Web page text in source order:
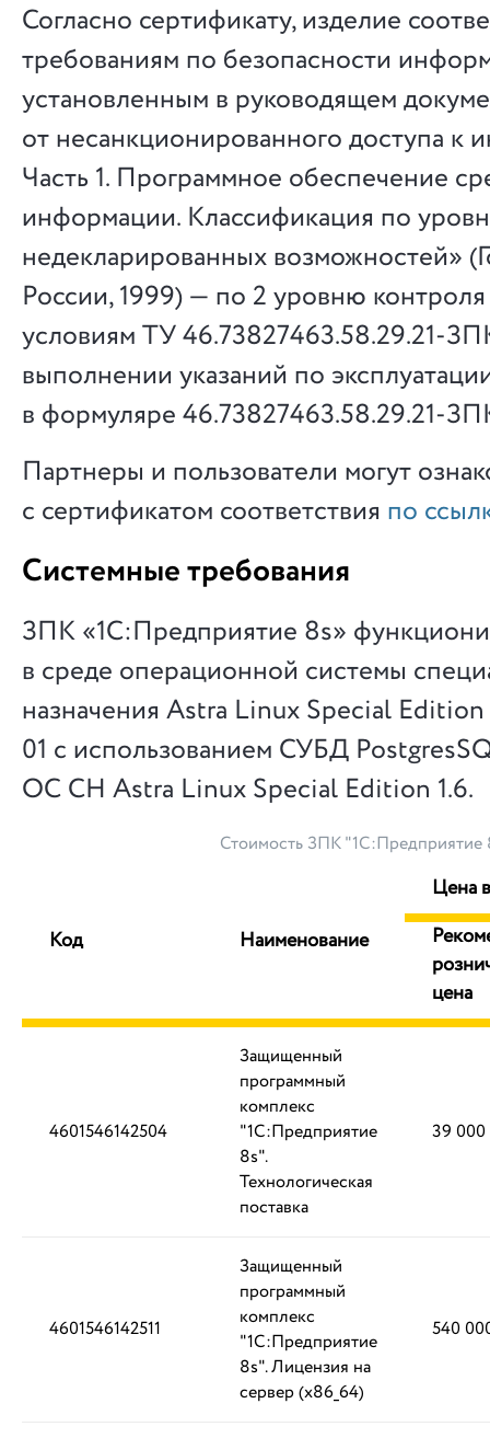
Согласно сертификату, изделие
требованиям по безопасности
установленным в руководящем
от несанкционированного доступа к
Часть 1. Программное обеспечение
информации. Классификация по
недекларированных возможностей»
России, 1999) — по 2 уровню
условиям ТУ 46.73827463.58.29.21-
выполнении указаний по
в формуляре 46.73827463.58.29.21-
Партнеры и пользователи могут
с сертификатом соответствия по
Системные требования
ЗПК «1С:Предприятие 8s»
в среде операционной системы
назначения Astra Linux Special
01 с использованием СУБД
ОС СН Astra Linux Special Edition 1.6.
Стоимость ЗПК "1С:Предприятие
Код Наименование
Цена
цена
4601546142504
Защищенный
программный
комплекс
"1С:Предприятие
8s".
Технологическая
поставка
39
4601546142511
Защищенный
программный
комплекс
"1С:Предприятие
8s". Лицензия на
сервер (x86_64)
540